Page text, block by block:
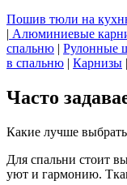
Пошив тюли на
| Алюминиевые
спальню | Рулонные
в спальню | Карнизы |
Часто
Какие лучше
Для спальни стоит
уют и гармонию.